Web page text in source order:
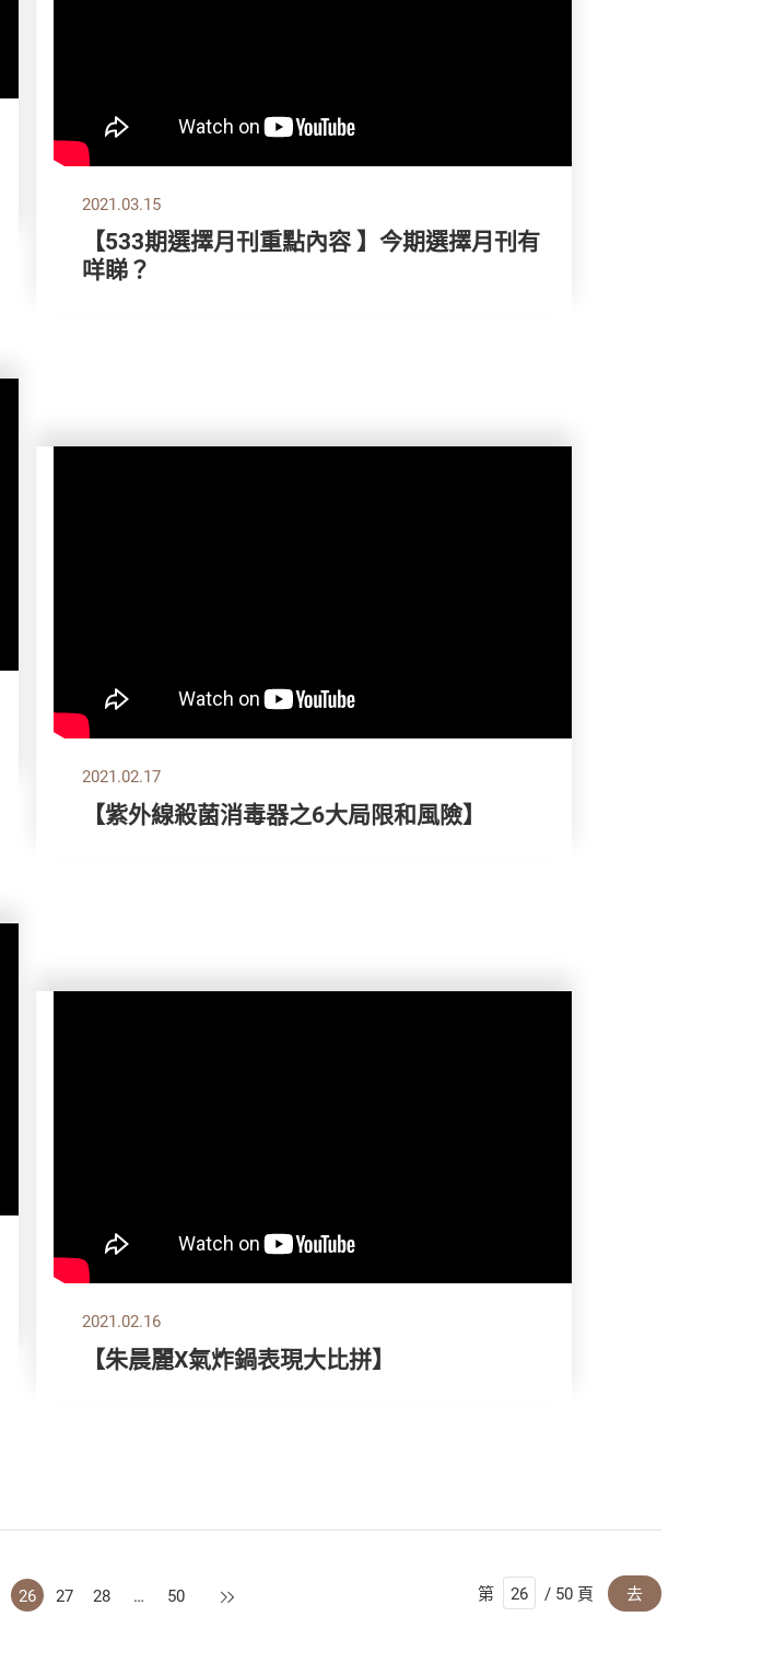
2021.03.15
【533期選擇月刊重點內容 】今期選擇月刊有
咩睇？
2021.02.17
【紫外線殺菌消毒器之6大局限和風險】
2021.02.16
【朱晨麗X氣炸鍋表現大比拼】
26 27 28 … 50 下一頁 第 / 50 頁 去